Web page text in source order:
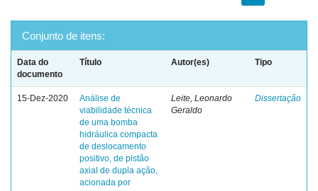
Conjunto de itens:
Data do
documento
Título Autor(es) Tipo
15-Dez-2020
Análise de
viabilidade técnica
de uma bomba
hidráulica compacta
de deslocamento
positivo, de pistão
axial de dupla ação,
acionada por
Leite, Leonardo
Geraldo
Dissertação